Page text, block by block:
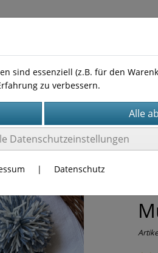
sind essenziell (z.B. für den
zu verbessern.
Datenschutzeinstellungen
| Datenschutz